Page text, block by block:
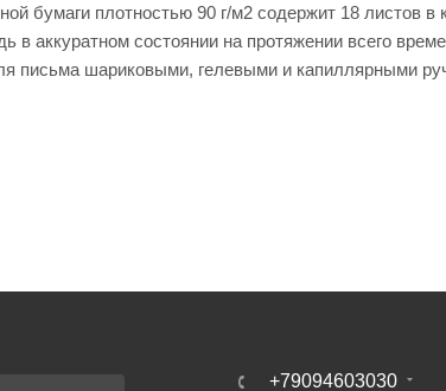
бумаги плотностью 90 г/м2 содержит 18 листов
в аккуратном состоянии на протяжении всего
письма шариковыми, гелевыми и капиллярными
+79094603030